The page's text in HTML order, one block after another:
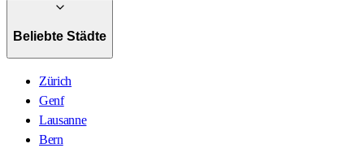
Beliebte Städte
Zürich
Genf
Lausanne
Bern